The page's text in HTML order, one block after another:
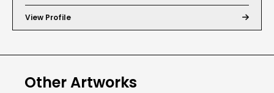
estética, existe una capa antropológica,
sociológica y filosófica para leer las fotografías
manadas hedonistas. Dada la distancia, los
View Profile 
Other Artworks